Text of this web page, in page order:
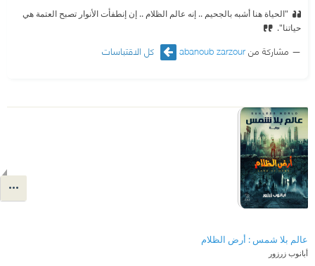
"الحياة هنا أشبه بالجحيم .. إنه عالم الظلام .. إن إنطفأت الأنوار تصبح العتمة هي
حياتنا".
مشاركة منabanoub zarzour كل الاقتباسات
عالم بلا شمس : أرض الظلام
أبانوب زرزور